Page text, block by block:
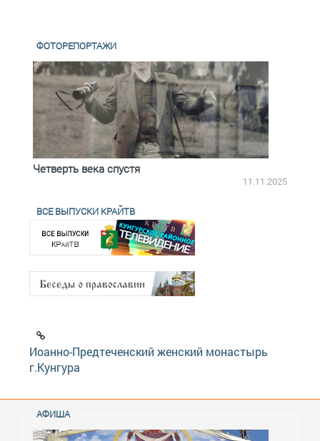
ФОТОРЕПОРТАЖИ
Четверть века спустя
11.11.2025
ВСЕ ВЫПУСКИ КРАЙТВ
Иоанно-Предтеченский женский монастырь
г.Кунгура
АФИША